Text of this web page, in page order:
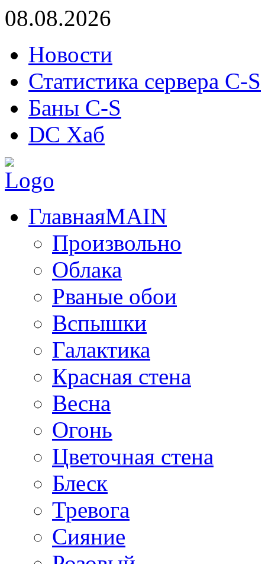
08.08.2026
Новости
Статистика сервера C-S
Баны C-S
DC Хаб
ГлавнаяMAIN
Произвольно
Облака
Рваные обои
Вспышки
Галактика
Красная стена
Весна
Огонь
Цветочная стена
Блеск
Тревога
Сияние